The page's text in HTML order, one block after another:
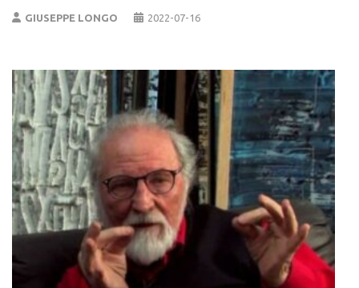
GIUSEPPE LONGO 2022-07-16